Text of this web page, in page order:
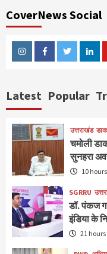
CoverNews Social
InstagramFacebookTwitter
Latest Popular
उत्तराखंड
चमोली
सुनहरा
10
SGRRU
डॉ. पंकज
इंडिया के
21